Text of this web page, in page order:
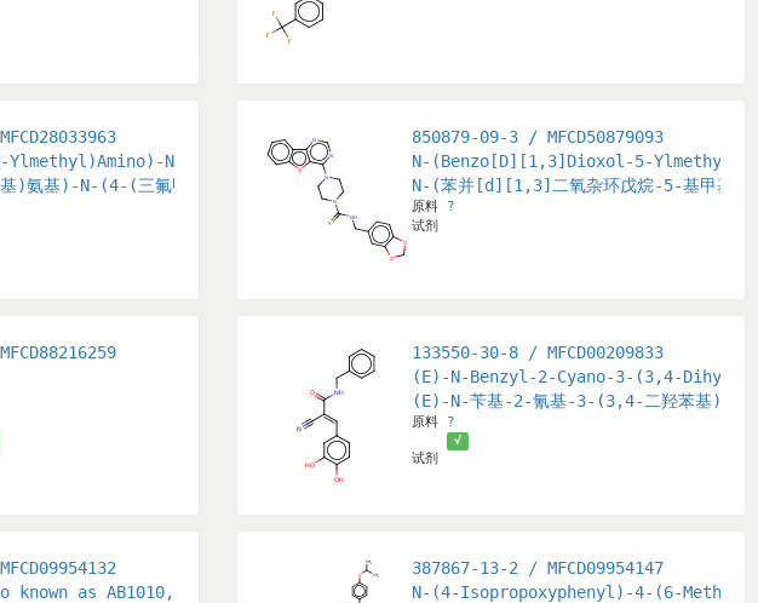
N-(4-(Trifluoromethoxy)Phenyl)Thiophene-2-Carboxamide
)氨基)-N-(4-(三氟甲氧基)苯基)噻吩-2-甲酰胺
850879-09-3 / MFCD50879093
N-(Benzo[D][1,3]Dioxol-5-
N-(苯并[d][1,3]二氧杂环戊烷-5-基甲基
原料
?
试剂
4-yl)acetamide
133550-30-8 / MFCD00209833
(E)-N-Benzyl-2-Cyano-3-(3,4-
(E)-N-苄基-2-氰基-3-(3,4-二羟苯基)丙烯
原料 ?
试剂
√
known as AB1010, is an orally bioavailable and multi-targeted protein
387867-13-2 / MFCD09954147
N-(4-Isopropoxyphenyl)-4-(6-